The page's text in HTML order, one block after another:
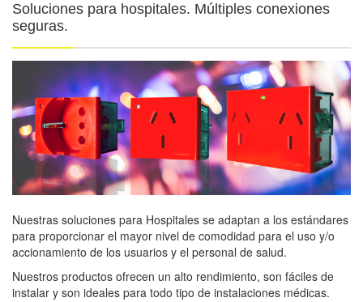
Soluciones para hospitales. Múltiples conexiones
seguras.
Nuestras soluciones para Hospitales se adaptan a los estándares
para proporcionar el mayor nivel de comodidad para el uso y/o
accionamiento de los usuarios y el personal de salud.
Nuestros productos ofrecen un alto rendimiento, son fáciles de
instalar y son ideales para todo tipo de instalaciones médicas.